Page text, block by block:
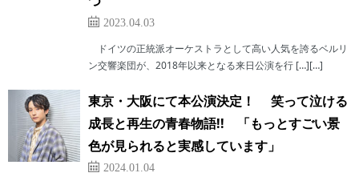
2023.04.03
ドイツの正統派オーケストラとして高い人気を誇るベルリ
ン交響楽団が、2018年以来となる来日公演を行 […][…]
東京・大阪にて本公演決定！ 笑って泣ける
成長と再生の青春物語!! 「もっとすごい景
色が見られると実感しています」
2024.01.04